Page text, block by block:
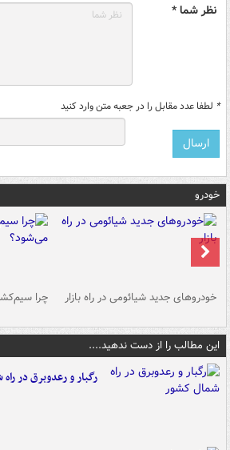
نظر شما *
* لطفا عدد مقابل را در جعبه متن وارد کنید
خودرو
خودروهای جدید شیائومی در راه بازار چرا
این مطالب را از دست ندهید....
رگبار و رعدوبرق در